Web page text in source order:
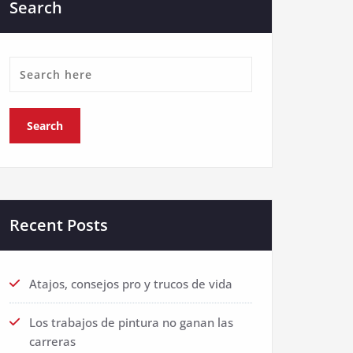
Search
Recent Posts
Atajos, consejos pro y trucos de vida
Los trabajos de pintura no ganan las
carreras